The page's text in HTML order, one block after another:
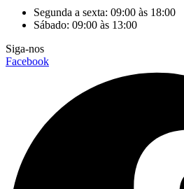
Segunda a sexta: 09:00 às 18:00
Sábado: 09:00 às 13:00
Siga-nos
Facebook